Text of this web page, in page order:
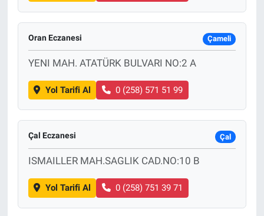
Oran Eczanesi Çameli
YENI MAH. ATATÜRK BULVARI NO:2 A
Yol Tarifi Al 0 (258) 571 51 99
Çal Eczanesi Çal
ISMAILLER MAH.SAGLIK CAD.NO:10 B
Yol Tarifi Al 0 (258) 751 39 71